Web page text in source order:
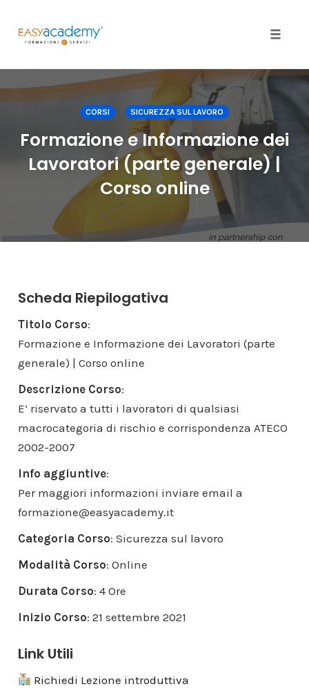
CORSI SICUREZZA SUL LAVORO
Formazione e Informazione dei
Lavoratori (parte generale) |
Corso online
Scheda Riepilogativa
Titolo Corso:
Formazione e Informazione dei Lavoratori (parte
generale) | Corso online
Descrizione Corso:
E’ riservato a tutti i lavoratori di qualsiasi
macrocategoria di rischio e corrispondenza ATECO
2002-2007
Info aggiuntive:
Per maggiori informazioni inviare email a
formazione@easyacademy.it
Categoria Corso: Sicurezza sul lavoro
Modalità Corso: Online
Durata Corso: 4 Ore
Inizio Corso: 21 settembre 2021
Link Utili
Richiedi Lezione introduttiva